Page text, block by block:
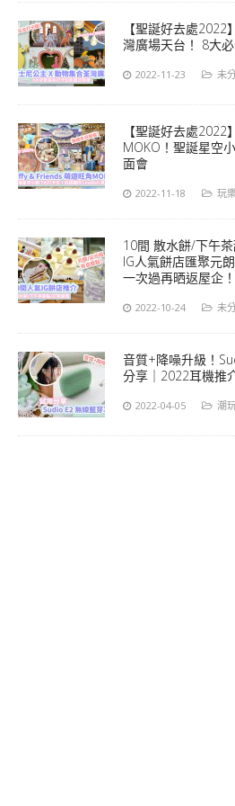
【聖誕好去處
灣廣場天台！ 8大
2022-11-23 未
【聖誕好去處
MOKO！聖誕星空
面會
2022-11-18 玩
10間 散水餅/下午
IG人氣餅店匯聚元
一次過再晒返屋企！
2022-10-24 未
音質+降噪升級！
分享｜2022耳機推
2022-04-05 潮